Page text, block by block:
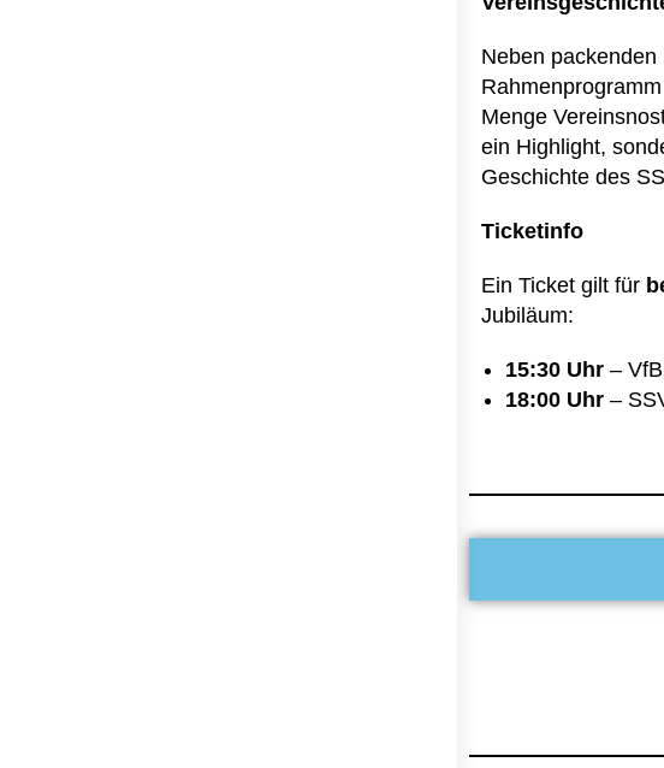
Neben
Menge
ein Highlight,
Geschichte des
Ticketinfo
Ein Ticket gilt für
Jubiläum:
15:30 Uhr –
18:00 Uhr –